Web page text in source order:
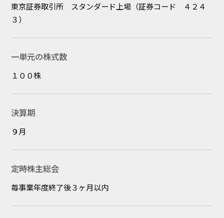
東京証券取引所 スタンダード上場（証券コード ４２４
３）
一単元の株式数
１００株
決算期
９月
定時株主総会
毎事業年度終了後３ヶ月以内